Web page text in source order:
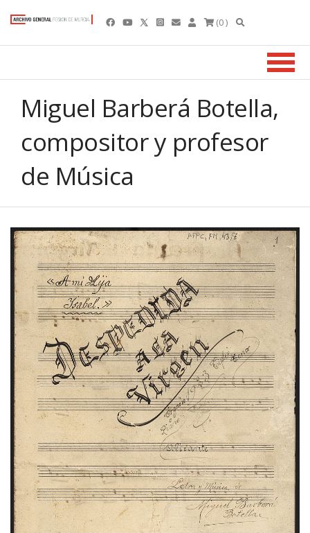
(0 )
Miguel Barberá Botella,
compositor y profesor
de Música